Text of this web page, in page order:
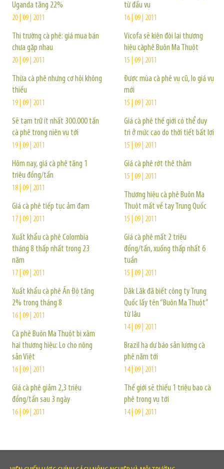
Uganda tăng 22%
20 | 09 | 2011
Thị trường cà phê: giá mua bán
chưa gặp nhau
20 | 09 | 2011
Thừa cà phê nhưng cơ hội không
thiếu
19 | 09 | 2011
Sẽ tạm trữ ít nhất 300.000 tấn
cà phê trong niên vụ tới
19 | 09 | 2011
Hôm nay, giá cà phê tăng 1
triệu đồng/tấn
18 | 09 | 2011
Giá cà phê tiếp tục ảm đạm
17 | 09 | 2011
Xuất khẩu cà phê Colombia
tháng 8 thấp nhất trong 23
năm
17 | 09 | 2011
Xuất khẩu cà phê Ấn Độ tăng
2% trong tháng 8
16 | 09 | 2011
Cà phê Buôn Ma Thuột bị xâm
hại thương hiệu: Lo cho nông
sản Việt
16 | 09 | 2011
Giá cà phê giảm 2,3 triệu
đồng/tấn sau 3 ngày
16 | 09 | 2011
từ đầu vụ
16 | 09 | 2011
Vicofa sẽ kiện đòi lại thương
hiệu càphê Buôn Ma Thuột
15 | 09 | 2011
Được mùa cà phê vụ cũ, lo giá vụ
mới
15 | 09 | 2011
Giá cà phê thế giới có thể duy
trì ở mức cao do thời tiết bất lợi
15 | 09 | 2011
Giá cà phê rớt thê thảm
15 | 09 | 2011
Thương hiệu cà phê Buôn Ma
Thuột mất về tay Trung Quốc
15 | 09 | 2011
Giá cà phê mất 2 triệu
đồng/tấn, xuống thấp nhất 6
tuần
15 | 09 | 2011
Dăk Lăk đã biết công ty Trung
Quốc lấy tên “Buôn Ma Thuột”
từ lâu
14 | 09 | 2011
Brazil hạ dự báo sản lượng cà
phê năm tới
14 | 09 | 2011
Thế giới sẽ thiếu 1 triệu bao cà
phê trong vụ tới
14 | 09 | 2011